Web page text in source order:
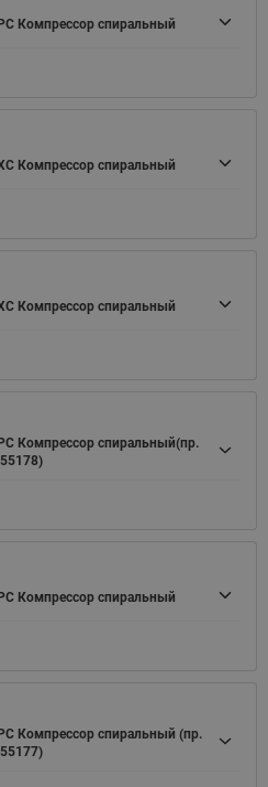
Компрессор спиральный
Компрессор спиральный
Компрессор спиральный
Компрессор спиральный(пр.
Компрессор спиральный
Компрессор спиральный (пр.